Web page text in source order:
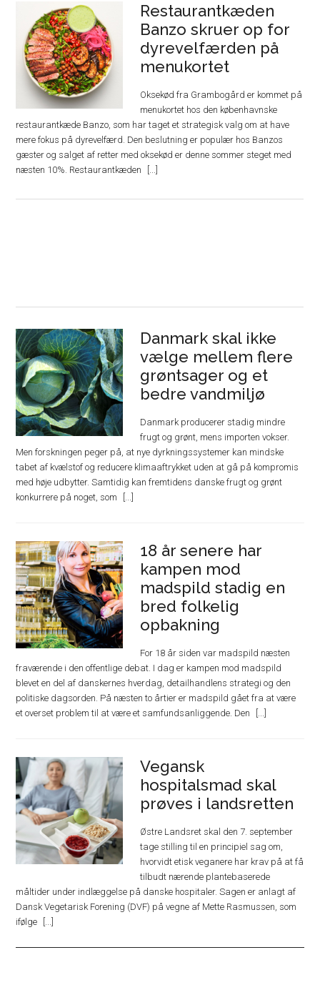
Restaurantkæden
Banzo skruer op for
dyrevelfærden på
menukortet
Oksekød fra Grambogård er kommet på
menukortet hos den københavnske
restaurantkæde Banzo, som har taget et strategisk valg om at have
mere fokus på dyrevelfærd. Den beslutning er populær hos Banzos
gæster og salget af retter med oksekød er denne sommer steget med
næsten 10%. Restaurantkæden
Danmark skal ikke
vælge mellem flere
grøntsager og et
bedre vandmiljø
Danmark producerer stadig mindre
frugt og grønt, mens importen vokser.
Men forskningen peger på, at nye dyrkningssystemer kan mindske
tabet af kvælstof og reducere klimaaftrykket uden at gå på kompromis
med høje udbytter. Samtidig kan fremtidens danske frugt og grønt
konkurrere på noget, som
18 år senere har
kampen mod
madspild stadig en
bred folkelig
opbakning
For 18 år siden var madspild næsten
fraværende i den offentlige debat. I dag er kampen mod madspild
blevet en del af danskernes hverdag, detailhandlens strategi og den
politiske dagsorden. På næsten to årtier er madspild gået fra at være
et overset problem til at være et samfundsanliggende. Den
Vegansk
hospitalsmad skal
prøves i landsretten
Østre Landsret skal den 7. september
tage stilling til en principiel sag om,
hvorvidt etisk veganere har krav på at få
tilbudt nærende plantebaserede
måltider under indlæggelse på danske hospitaler. Sagen er anlagt af
Dansk Vegetarisk Forening (DVF) på vegne af Mette Rasmussen, som
ifølge